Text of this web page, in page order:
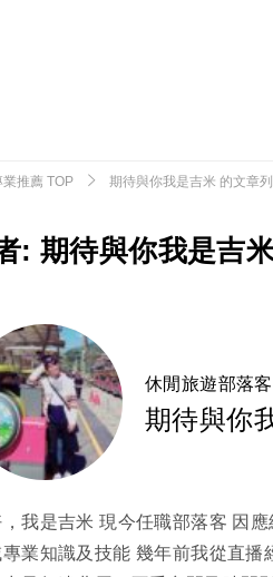
推薦 TOP 期待與你我是吉米 的文章
: 期待與你我是吉
休閒旅遊部落客
期待與你
我是吉米 現今任職部落客 因
業知識及技能 幾年前我從直